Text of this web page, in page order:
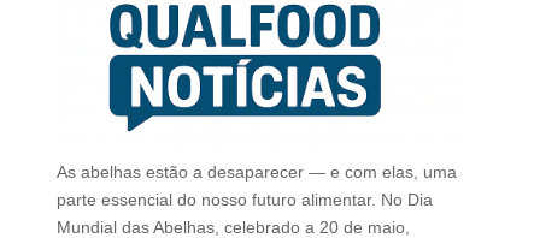
As abelhas estão a desaparecer — e com elas, uma
parte essencial do nosso futuro alimentar. No Dia
Mundial das Abelhas, celebrado a 20 de maio,